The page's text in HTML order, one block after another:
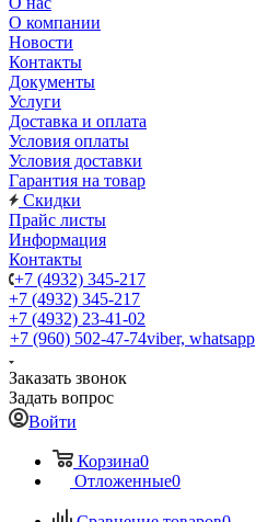
О компании
Новости
Контакты
Документы
Услуги
Доставка и оплата
Условия оплаты
Условия доставки
Гарантия на товар
Скидки
Прайс листы
Информация
Контакты
+7 (4932) 345-217
+7 (4932) 345-217
+7 (4932) 23-41-02
+7 (960) 502-47-74viber, whatsapp
Заказать звонок
Задать вопрос
Войти
Корзина0
Отложенные0